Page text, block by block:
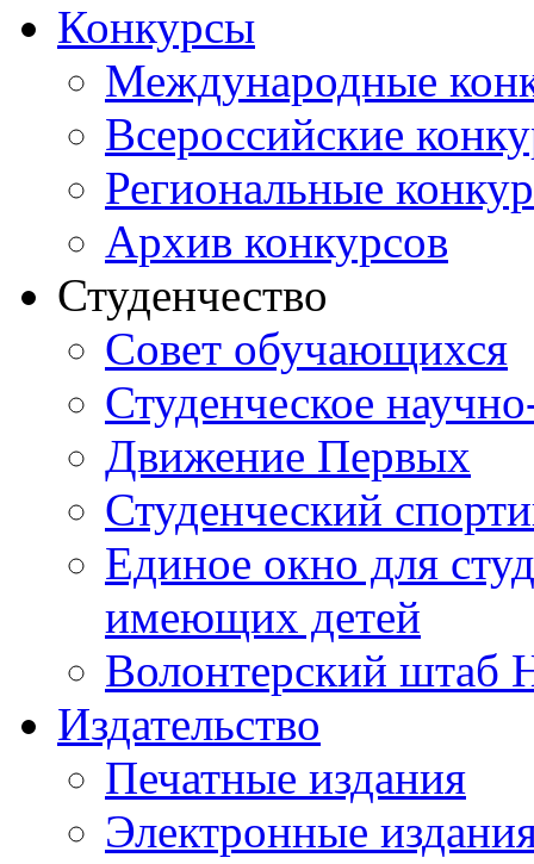
Конкурсы
Международные
Всероссийские
Региональные
Архив конкурсов
Студенчество
Совет обучающихся
Студенческое
Движение Первых
Студенческий
Единое окно для
имеющих детей
Волонтерский штаб
Издательство
Печатные издания
Электронные